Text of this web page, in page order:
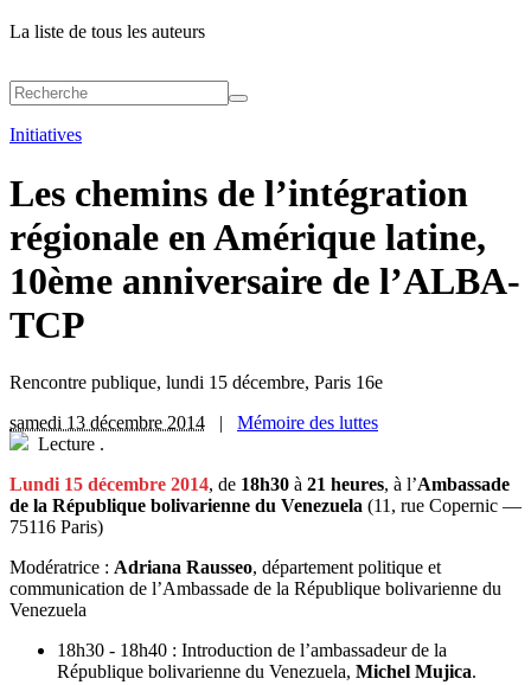
La liste de tous les auteurs
Initiatives
Les chemins de l’intégration
régionale en Amérique latine,
10ème anniversaire de l’ALBA-
TCP
Rencontre publique, lundi 15 décembre, Paris 16e
samedi 13 décembre 2014 | Mémoire des luttes
Lecture .
Lundi 15 décembre 2014, de 18h30 à 21 heures, à l’Ambassade
de la République bolivarienne du Venezuela (11, rue Copernic —
75116 Paris)
Modératrice : Adriana Rausseo, département politique et
communication de l’Ambassade de la République bolivarienne du
Venezuela
18h30 - 18h40 : Introduction de l’ambassadeur de la
République bolivarienne du Venezuela, Michel Mujica.